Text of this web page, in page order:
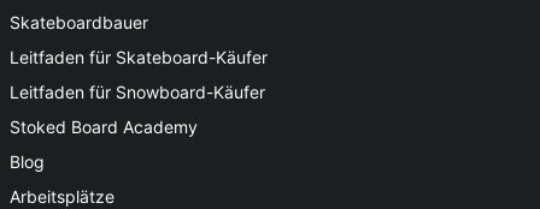
Skateboardbauer
Leitfaden für Skateboard-Käufer
Leitfaden für Snowboard-Käufer
Stoked Board Academy
Blog
Arbeitsplätze